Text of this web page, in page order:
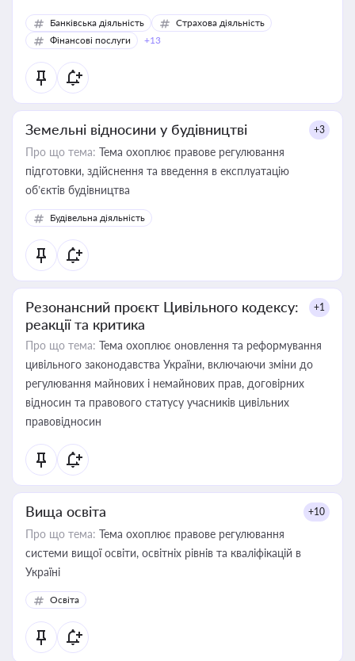
Банківська діяльність
Страхова діяльність
Фінансові послуги
+13
Земельні відносини у будівництві +3
Про що тема: Тема охоплює правове регулювання
підготовки, здійснення та введення в експлуатацію
об’єктів будівництва
Будівельна діяльність
Резонансний проєкт Цивільного кодексу:
реакції та критика
+1
Про що тема: Тема охоплює оновлення та реформування
цивільного законодавства України, включаючи зміни до
регулювання майнових і немайнових прав, договірних
відносин та правового статусу учасників цивільних
правовідносин
Вища освіта +10
Про що тема: Тема охоплює правове регулювання
системи вищої освіти, освітніх рівнів та кваліфікацій в
Україні
Освіта